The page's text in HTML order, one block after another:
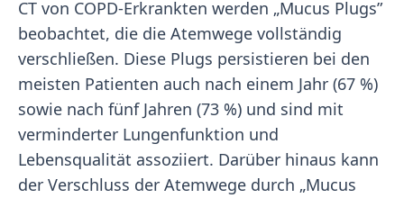
CT von COPD-Erkrankten werden „Mucus Plugs”
beobachtet, die die Atemwege vollständig
verschließen. Diese Plugs persistieren bei den
meisten Patienten auch nach einem Jahr (67 %)
sowie nach fünf Jahren (73 %) und sind mit
verminderter Lungenfunktion und
Lebensqualität assoziiert. Darüber hinaus kann
der Verschluss der Atemwege durch „Mucus